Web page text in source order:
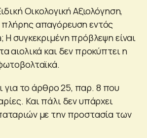
Οικολογική Αξιολόγηση,
απαγόρευση εντός
Η συγκεκριμένη πρόβλεψη είναι
αιολικά και δεν προκύπτει η
για το άρθρο 25, παρ. 8 που
Και πάλι δεν υπάρχει
με την προστασία των